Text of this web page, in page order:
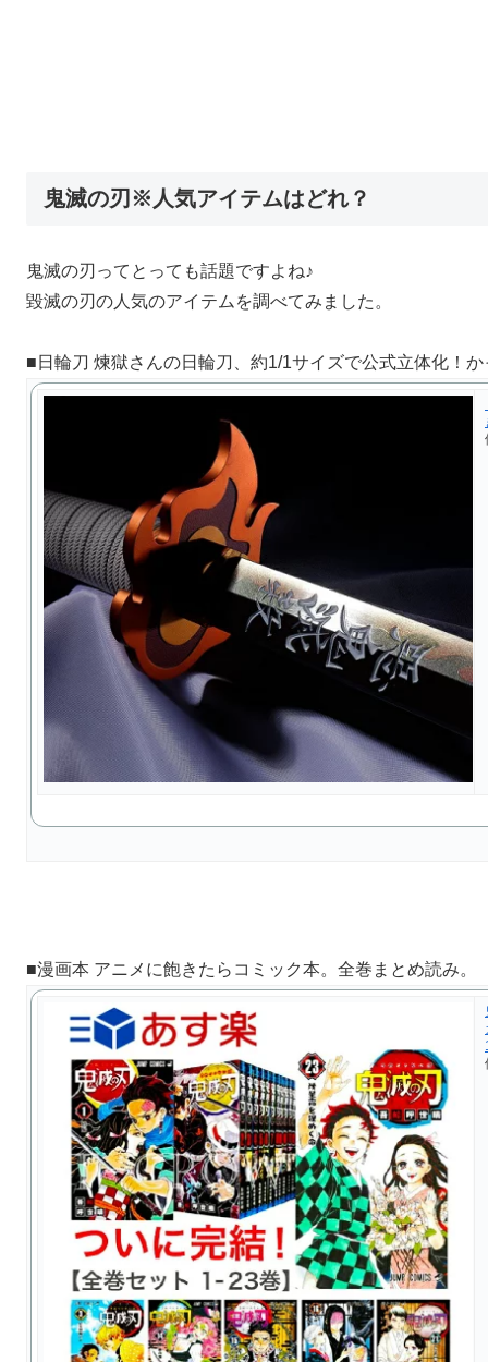
鬼滅の刃※人気アイテムはどれ？
鬼滅の刃ってとっても話題ですよね♪
毀滅の刃の人気のアイテムを調べてみました。
■日輪刀 煉獄さんの日輪刀、約1/1サイズで公式立体化！
■漫画本 アニメに飽きたらコミック本。全巻まとめ読み。